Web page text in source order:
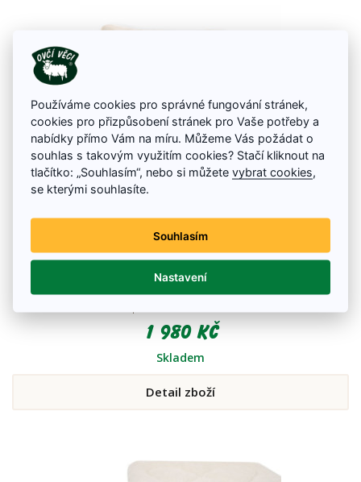
Ložní souprava dětská Přírodní
Dětská ložní souprava z ovčí vlny v přírodní barvě. Jednou z hlavních
výhod ovčí vlny je, že zachovává teplotní stabilitu a to v létě i v zimě a díky
vašim dětem ke kvalitnímu spánku, který nebude ničím rušený a do
nového dne se budou probouzet krásně odpočaté. Souprava je ideální
1 980 Kč
Skladem
Detail zboží
Používáme cookies pro správné fungování stránek,
cookies pro přizpůsobení stránek pro Vaše potřeby a
nabídky přímo Vám na míru. Můžeme Vás požádat o
souhlas s takovým využitím cookies? Stačí kliknout na
tlačítko: „Souhlasím“, nebo si můžetevybrat cookies,
se kterými souhlasíte.
Souhlasím
Nastavení